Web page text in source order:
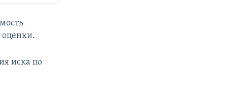
оценки.
иска по